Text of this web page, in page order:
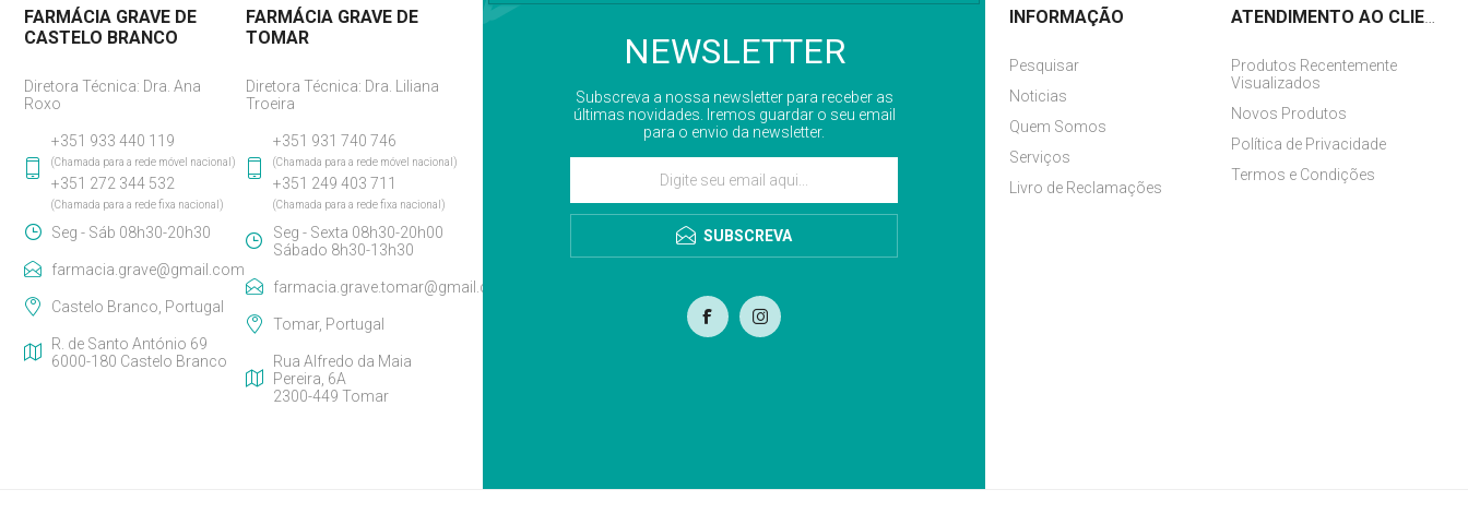
NEWSLETTER
Subscreva a nossa newsletter para receber as
últimas novidades. Iremos guardar o seu email
para o envio da newsletter.
SUBSCREVA
FARMÁCIA GRAVE DE
CASTELO BRANCO
Diretora Técnica: Dra. Ana
Roxo
+351 933 440 119
(Chamada para a rede móvel nacional)
+351 272 344 532
(Chamada para a rede fixa nacional)
Seg - Sáb 08h30-20h30
farmacia.grave@gmail.com
Castelo Branco, Portugal
R. de Santo António 69
6000-180 Castelo Branco
FARMÁCIA GRAVE DE
TOMAR
Diretora Técnica: Dra. Liliana
Troeira
+351 931 740 746
(Chamada para a rede móvel nacional)
+351 249 403 711
(Chamada para a rede fixa nacional)
Seg - Sexta 08h30-20h00
Sábado 8h30-13h30
farmacia.grave.tomar@gmail.com
Tomar, Portugal
Rua Alfredo da Maia
Pereira, 6A
2300-449 Tomar
INFORMAÇÃO
Pesquisar
Noticias
Quem Somos
Serviços
Livro de Reclamações
ATENDIMENTO AO CLIENTE
Produtos Recentemente
Visualizados
Novos Produtos
Política de Privacidade
Termos e Condições